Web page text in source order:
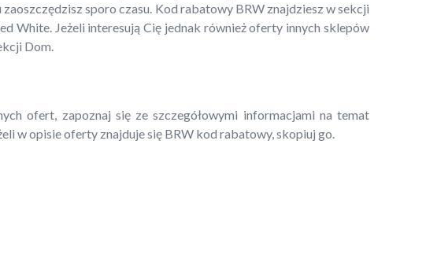
sporo czasu. Kod rabatowy BRW znajdziesz w sekcji
White. Jeżeli interesują Cię jednak również oferty innych sklepów
Dom.
ofert, zapoznaj się ze szczegółowymi informacjami na temat
w opisie oferty znajduje się BRW kod rabatowy, skopiuj go.